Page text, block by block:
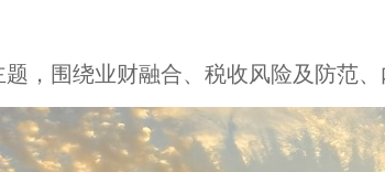
，围绕业财融合、税收风险及防范